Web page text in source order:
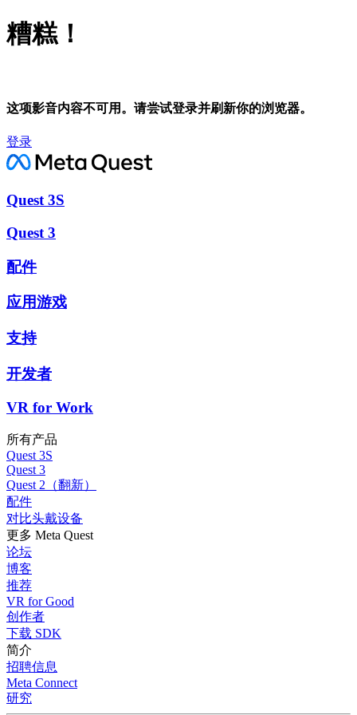
糟糕！
这项影音内容不可用。请尝试登录并刷新你的浏览器。
登录
Quest 3S
Quest 3
配件
应用游戏
支持
开发者
VR for Work
所有产品
Quest 3S
Quest 3
Quest 2（翻新）
配件
对比头戴设备
更多 Meta Quest
论坛
博客
推荐
VR for Good
创作者
下载 SDK
简介
招聘信息
Meta Connect
研究